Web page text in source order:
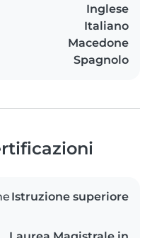
Inglese
Italiano
Macedone
Spagnolo
Istruzione superiore